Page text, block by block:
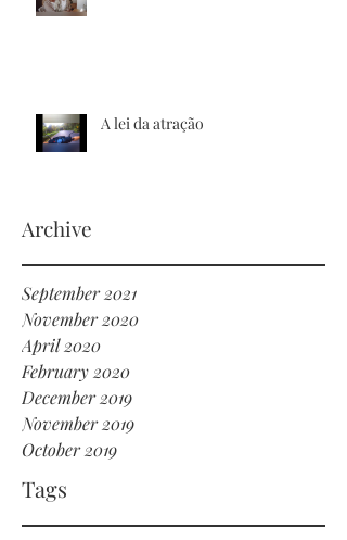
A lei da atração
Archive
September 2021
November 2020
April 2020
February 2020
December 2019
November 2019
October 2019
Tags